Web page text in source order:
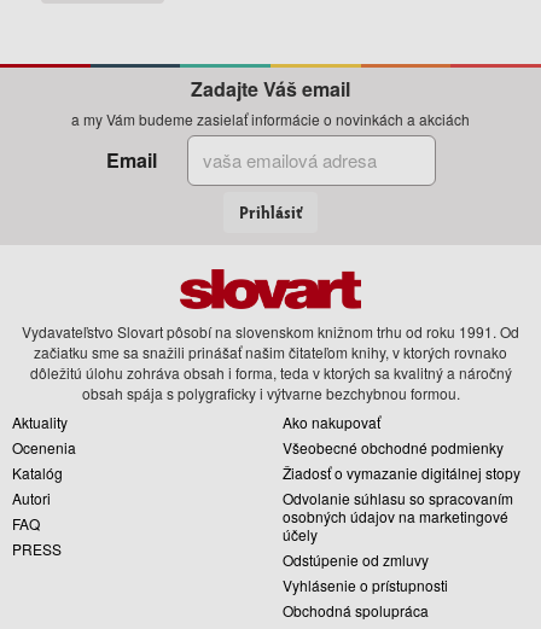
Zadajte Váš email
a my Vám budeme zasielať informácie o novinkách a akciách
Email
Prihlásiť
Vydavateľstvo Slovart pôsobí na slovenskom knižnom trhu od roku 1991. Od
začiatku sme sa snažili prinášať našim čitateľom knihy, v ktorých rovnako
dôležitú úlohu zohráva obsah i forma, teda v ktorých sa kvalitný a náročný
obsah spája s polygraficky i výtvarne bezchybnou formou.
Aktuality
Ocenenia
Katalóg
Autori
FAQ
PRESS
Ako nakupovať
Všeobecné obchodné podmienky
Žiadosť o vymazanie digitálnej stopy
Odvolanie súhlasu so spracovaním
osobných údajov na marketingové
účely
Odstúpenie od zmluvy
Vyhlásenie o prístupnosti
Obchodná spolupráca